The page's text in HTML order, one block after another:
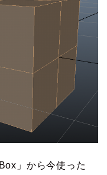
」から今使った